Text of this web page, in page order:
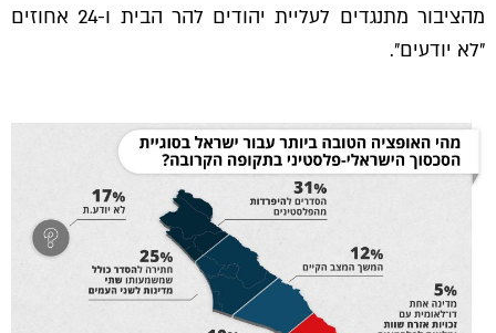
מהציבור מתנגדים לעליית יהודים להר הבית ו-24 אחוזים
״לא יודעים״.